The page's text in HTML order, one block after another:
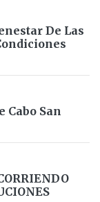
De Las
San